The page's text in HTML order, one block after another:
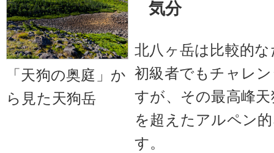
「天狗の奥庭」か
ら見た天狗岳
気分
北八ヶ岳は比較的
初級者でもチャレ
すが、その最高峰
を超えたアルペン
す。